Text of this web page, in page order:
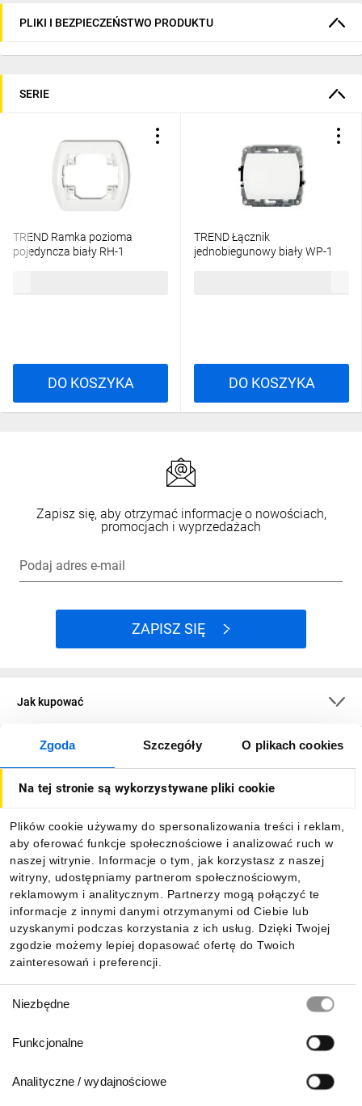
Zgoda Szczegóły O plikach cookies
Na tej stronie są wykorzystywane pliki cookie
Plików cookie używamy do spersonalizowania treści i reklam,
aby oferować funkcje społecznościowe i analizować ruch w
naszej witrynie. Informacje o tym, jak korzystasz z naszej
witryny, udostępniamy partnerom społecznościowym,
reklamowym i analitycznym. Partnerzy mogą połączyć te
informacje z innymi danymi otrzymanymi od Ciebie lub
uzyskanymi podczas korzystania z ich usług. Dzięki Twojej
zgodzie możemy lepiej dopasować ofertę do Twoich
zainteresowań i preferencji.
zgody
Niezbędne
Funkcjonalne
Analityczne / wydajnościowe
PLIKI I BEZPIECZEŃSTWO PRODUKTU
SERIE
TREND Ramka pozioma
pojedyncza biały RH-1
DO KOSZYKA
TREND Łącznik
jednobiegunowy biały WP-1
DO KOSZYKA
Zapisz się, aby otrzymać informacje o nowościach,
promocjach i wyprzedażach
Podaj adres e-mail
ZAPISZ SIĘ
Jak kupować
O firmie
Informacje
Pobierz naszą aplikację mobilną: